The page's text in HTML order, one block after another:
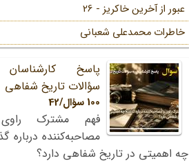
عبور از آخرین خاکریز - 26
خاطرات محمد‌علی شعبانی
پاسخ
سؤالات تاریخ شفاهی
100 سؤال/42
فهم مشترک
مصاحبه‌کننده درباره
چه اهمیتی در تاریخ شفاهی دارد؟